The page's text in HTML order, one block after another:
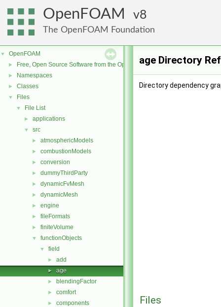
OpenFOAM 8
The OpenFOAM Foundation
▼ OpenFOAM
► Free, Open Source Software from the OpenFOAM Foundation
► Namespaces
► Classes
▼ Files
▼ File List
► applications
▼ src
► atmosphericModels
► combustionModels
► conversion
► dummyThirdParty
► dynamicFvMesh
► dynamicMesh
► engine
► fileFormats
► finiteVolume
▼ functionObjects
▼ field
► add
► age
► blendingFactor
► comfort
► components
age Directory
Directory dependency
Files